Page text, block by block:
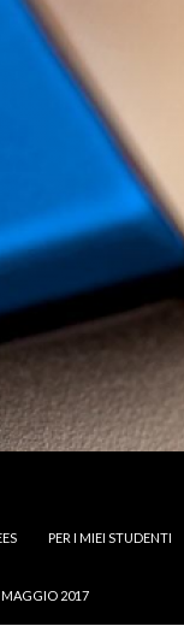
PER I MIEI STUDENTI
MAGGIO 2017